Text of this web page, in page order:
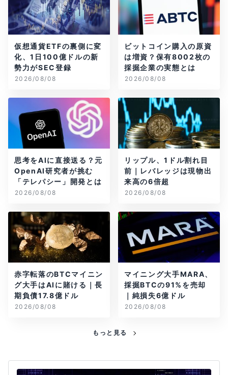
仮想通貨ETFの裏側に変
化、1日100億ドルの新
勢力がSEC登録
2026/08/08
ビットコイン購入の原資
は増資？保有8002枚の
採掘企業の実態とは
2026/08/08
思考をAIに直接送る？元
OpenAI研究者が挑む
「テレパシー」開発とは
2026/08/08
リップル、1ドル割れ目
前｜レバレッジは現物出
来高の6倍超
2026/08/08
赤字転落のBTCマイニン
グ大手はAIに賭ける｜長
期負債17.8億ドル
2026/08/08
マイニング大手MARA、
採掘BTCの91%を売却
｜純損失6億ドル
2026/08/08
もっと見る